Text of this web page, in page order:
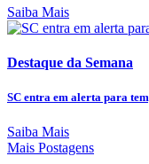
Saiba Mais
Destaque da Semana
SC entra em alerta para
Saiba Mais
Mais Postagens